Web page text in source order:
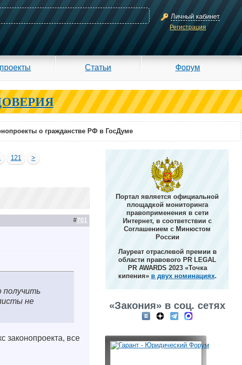
Личный кабинет
Регистрация
Статьи Форум
о гражданстве РФ в ГосДуме
121
>
#701
получить
не
законопроекта, все
Портал является официальной
площадкой мониторинга
правоприменения в сети
Интернет, в соответствии с
Соглашением с Минюстом
России
Лауреат отраслевой премии в
области правового PR LEGAL
PR AWARDS 2023 «Точка
кипения» в двух номинациях.
«Закония» в соц. сетях